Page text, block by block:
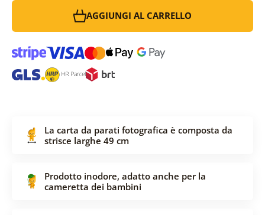
AGGIUNGI AL CARRELLO
La carta da parati fotografica è composta da
strisce larghe 49 cm
Prodotto inodore, adatto anche per la
cameretta dei bambini